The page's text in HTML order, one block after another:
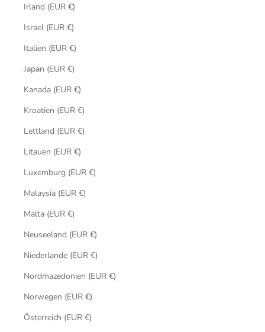
Irland (EUR €)
Israel (EUR €)
Italien (EUR €)
Japan (EUR €)
Kanada (EUR €)
Kroatien (EUR €)
Lettland (EUR €)
Litauen (EUR €)
Luxemburg (EUR €)
Malaysia (EUR €)
Malta (EUR €)
Neuseeland (EUR €)
Niederlande (EUR €)
Nordmazedonien (EUR €)
Norwegen (EUR €)
Österreich (EUR €)